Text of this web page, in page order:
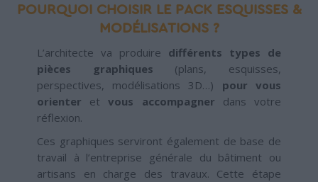
POURQUOI CHOISIR LE PACK ESQUISSES &
MODÉLISATIONS ?
L’architecte va produire différents types de
pièces graphiques (plans, esquisses,
perspectives, modélisations 3D…) pour vous
orienter etvous accompagner dans votre
réflexion.
Ces graphiques serviront également de base de
travail à l’entreprise générale du bâtiment ou
artisans en charge des travaux. Cette étape